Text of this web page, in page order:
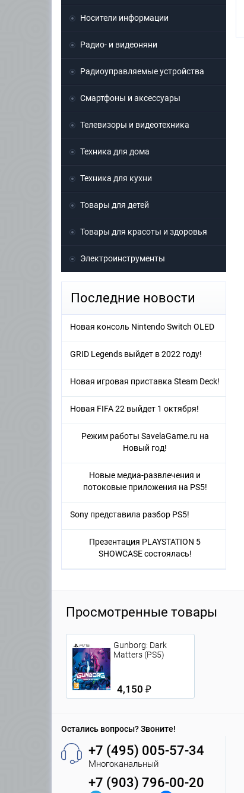
Носители информации
Радио- и видеоняни
Радиоуправляемые устройства
Смартфоны и аксессуары
Телевизоры и видеотехника
Техника для дома
Техника для кухни
Товары для детей
Товары для красоты и здоровья
Электроинструменты
Последние новости
Новая консоль Nintendo Switch OLED
GRID Legends выйдет в 2022 году!
Новая игровая приставка Steam Deck!
Новая FIFA 22 выйдет 1 октября!
Режим работы SavelaGame.ru на
Новый год!
Новые медиа-развлечения и
потоковые приложения на PS5!
Sony представила разбор PS5!
Презентация PLAYSTATION 5
SHOWCASE состоялась!
Просмотренные товары
Gunborg: Dark
Matters (PS5)
4,150 ₽
Остались вопросы? Звоните!
+7 (495) 005-57-34
Многоканальный
+7 (903) 796-00-20